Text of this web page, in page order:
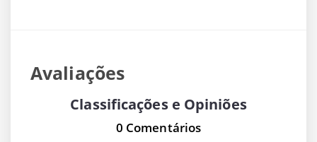
Avaliações
Classificações e Opiniões
0 Comentários